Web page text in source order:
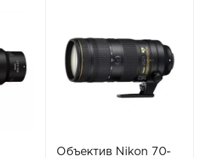
Объектив Nikon 70-